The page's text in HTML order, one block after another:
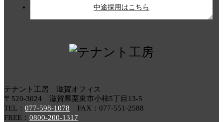
中途採用はこちら
テナント工房 滋賀オフィス
〒520-3024 滋賀県栗東市小柿5丁目13-5
TEL： 077-598-1078 FAX：077-551-2588
FREE： 0800-200-1317